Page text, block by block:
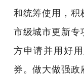
和统筹使用，积
市级城市更新专
方申请并用好
券。做大做强政